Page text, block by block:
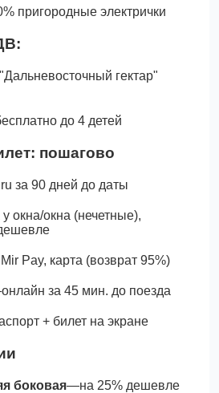
пригородные электрички
гектар"
до 4 детей
пошагово
за 90 дней до даты
окна/окна (нечетные),
Pay, карта (возврат 95%)
за 45 мин. до поезда
+ билет на экране
боковая—на 25% дешевле